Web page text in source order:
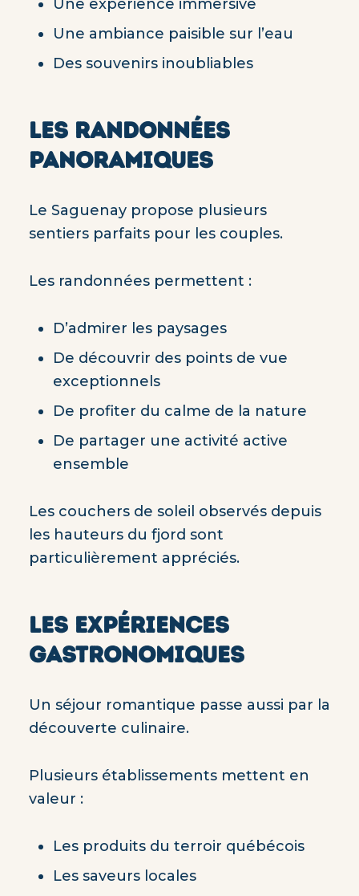
Une expérience immersive
Une ambiance paisible sur l’eau
Des souvenirs inoubliables
LES RANDONNÉES
PANORAMIQUES
Le Saguenay propose plusieurs
sentiers parfaits pour les couples.
Les randonnées permettent :
D’admirer les paysages
De découvrir des points de vue
exceptionnels
De profiter du calme de la nature
De partager une activité active
ensemble
Les couchers de soleil observés depuis
les hauteurs du fjord sont
particulièrement appréciés.
LES EXPÉRIENCES
GASTRONOMIQUES
Un séjour romantique passe aussi par la
découverte culinaire.
Plusieurs établissements mettent en
valeur :
Les produits du terroir québécois
Les saveurs locales